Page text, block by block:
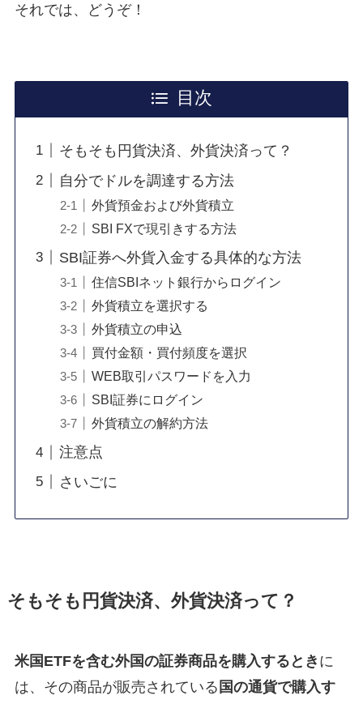
それでは、どうぞ！
目次
そもそも円貨決済、外貨決済って？
自分でドルを調達する方法
外貨預金および外貨積立
SBI FXで現引きする方法
SBI証券へ外貨入金する具体的な方法
住信SBIネット銀行からログイン
外貨積立を選択する
外貨積立の申込
買付金額・買付頻度を選択
WEB取引パスワードを入力
SBI証券にログイン
外貨積立の解約方法
注意点
さいごに
そもそも円貨決済、外貨決済って？
米国ETFを含む外国の証券商品を購入するとき に
は、その商品が販売されている 国の通貨で購入す